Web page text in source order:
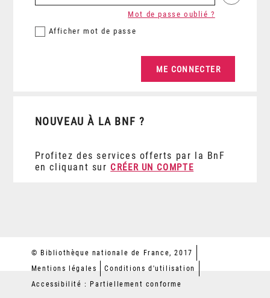
Afficher mot de passe
Mot de passe oublié ?
NOUVEAU À LA BNF ?
Profitez des services offerts par la BnF
en cliquant sur CRÉER UN COMPTE
© Bibliothèque nationale de France, 2017
Mentions légales
Conditions d'utilisation
Accessibilité : Partiellement conforme